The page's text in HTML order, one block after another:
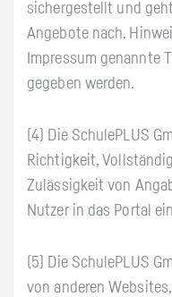
sichergestellt und
Angebote nach.
Impressum genannte
gegeben werden.
(4) Die SchulePLUS
Richtigkeit,
Zulässigkeit von
Nutzer in das Portal
(5) Die SchulePLUS
von anderen